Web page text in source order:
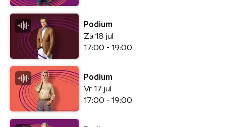
Podium
Za 18 jul
17:00 - 19:00
Podium
Vr 17 jul
17:00 - 19:00